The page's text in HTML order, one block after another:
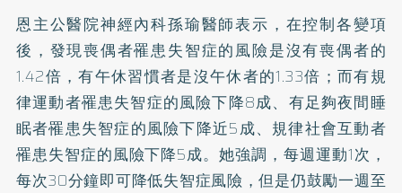
恩主公醫院神經內科孫瑜醫師表示，在控制各變項
後，發現喪偶者罹患失智症的風險是沒有喪偶者的
1.42倍，有午休習慣者是沒午休者的1.33倍；而有規
律運動者罹患失智症的風險下降8成、有足夠夜間睡
眠者罹患失智症的風險下降近5成、規律社會互動者
罹患失智症的風險下降5成。她強調，每週運動1次，
每次30分鐘即可降低失智症風險，但是仍鼓勵一週至